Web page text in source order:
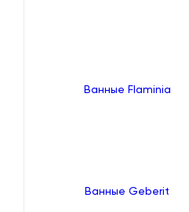
Ванные Flaminia
Ванные Geberit